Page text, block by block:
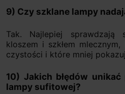
9) Czy szklane lampy
Tak. Najlepiej
kloszem i szkłem
czystości i które mniej
10) Jakich błędów
lampy sufitowej?